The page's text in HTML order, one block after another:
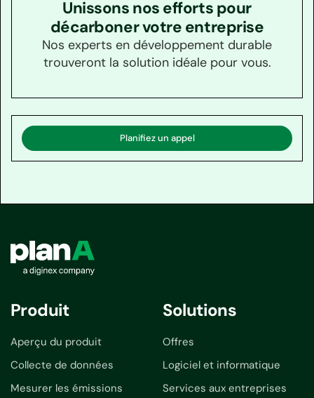
environnemental, soutenant un large éventail
d'initiatives de durabilité et d'efforts de conformité
réglementaire.
Unissons nos efforts pour
décarboner votre entreprise
Nos experts en développement durable
trouveront la solution idéale pour vous.
Planifiez un appel
Produit
Aperçu du produit
Collecte de données
Mesurer les émissions
Solutions
Offres
Logiciel et informatique
Services aux entreprises